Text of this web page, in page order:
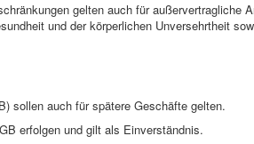
gelten auch für außervertragliche
und der körperlichen Unversehrtheit
sollen auch für spätere Geschäfte gelten.
erfolgen und gilt als Einverständnis.